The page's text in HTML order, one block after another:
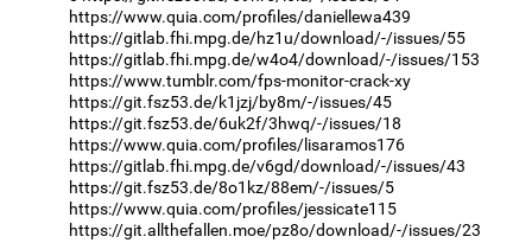
https://www.quia.com/profiles/daniellewa439
https://gitlab.fhi.mpg.de/hz1u/download/-/issues/55
https://gitlab.fhi.mpg.de/w4o4/download/-/issues/153
https://www.tumblr.com/fps-monitor-crack-xy
https://git.fsz53.de/k1jzj/by8m/-/issues/45
https://git.fsz53.de/6uk2f/3hwq/-/issues/18
https://www.quia.com/profiles/lisaramos176
https://gitlab.fhi.mpg.de/v6gd/download/-/issues/43
https://git.fsz53.de/8o1kz/88em/-/issues/5
https://www.quia.com/profiles/jessicate115
https://git.allthefallen.moe/pz8o/download/-/issues/23